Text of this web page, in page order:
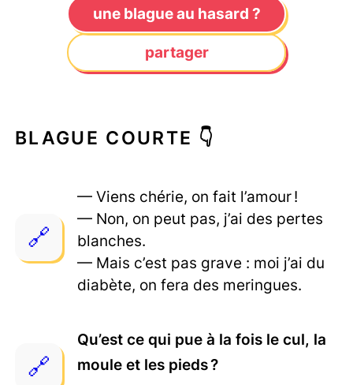
une blague au hasard ?
partager
BLAGUE COURTE 👇
— Viens chérie, on fait l’amour !
— Non, on peut pas, j’ai des pertes
blanches.
— Mais c’est pas grave : moi j’ai du
diabète, on fera des meringues.
Qu’est ce qui pue à la fois le cul, la
moule et les pieds ?